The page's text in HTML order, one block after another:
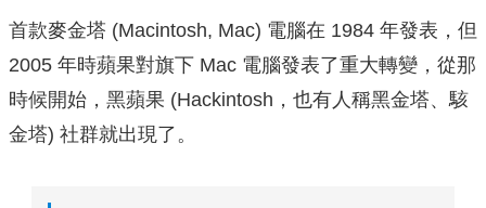
首款麥金塔 (Macintosh, Mac) 電腦在 1984 年發表，但
2005 年時蘋果對旗下 Mac 電腦發表了重大轉變，從那
時候開始，黑蘋果 (Hackintosh，也有人稱黑金塔、駭
金塔) 社群就出現了。